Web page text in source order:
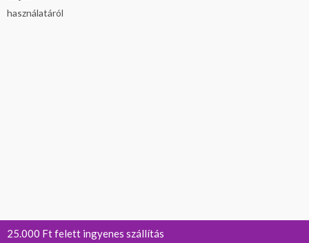
25.000 Ft felett ingyenes szállítás